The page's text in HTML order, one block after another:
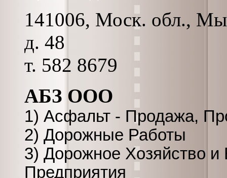
141006, Моск. обл.,
д. 48
т. 582 8679
АБЗ ООО
1) Асфальт - Продажа,
2) Дорожные Работы
3) Дорожное Хозяйство и
Предприятия